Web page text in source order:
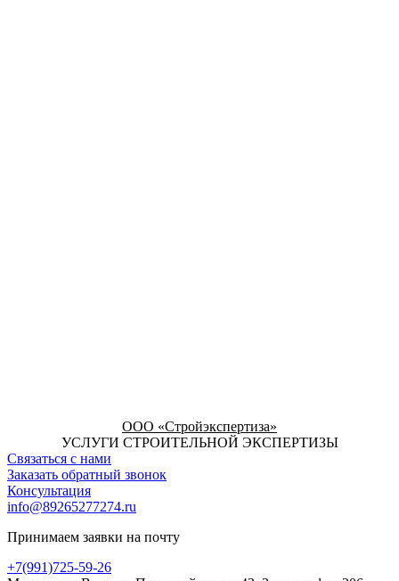
ООО «Стройэкспертиза»
УСЛУГИ СТРОИТЕЛЬНОЙ ЭКСПЕРТИЗЫ
Связаться с нами
Заказать обратный звонок
Консультация
info@89265277274.ru
Принимаем заявки на почту
+7(991)725-59-26